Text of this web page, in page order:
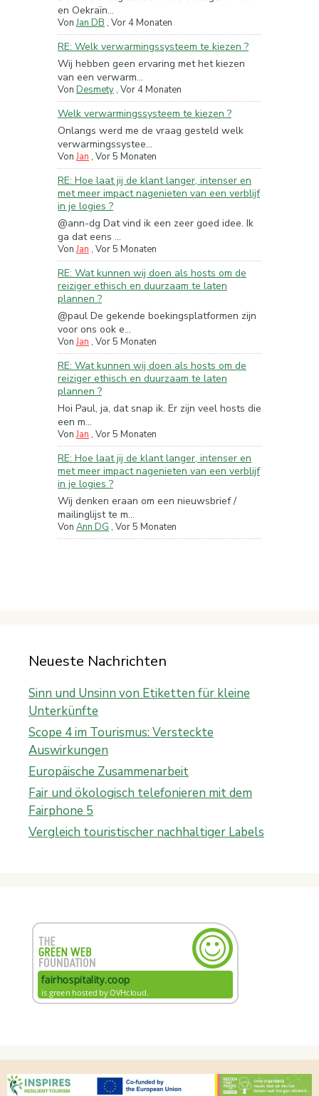
en Oekraïn...
VonJan DB , Vor 4 Monaten
RE: Welk verwarmingssysteem te kiezen ?
Wij hebben geen ervaring met het kiezen
van een verwarm...
Von Desmety , Vor 4 Monaten
Welk verwarmingssysteem te kiezen ?
Onlangs werd me de vraag gesteld welk
verwarmingssystee...
VonJan , Vor 5 Monaten
RE: Hoe laat jij de klant langer, intenser en
met meer impact nagenieten van een verblijf
in je logies ?
@ann-dg Dat vind ik een zeer goed idee. Ik
ga dat eens ...
VonJan , Vor 5 Monaten
RE: Wat kunnen wij doen als hosts om de
reiziger ethisch en duurzaam te laten
plannen ?
@paul De gekende boekingsplatformen zijn
voor ons ook e...
VonJan , Vor 5 Monaten
RE: Wat kunnen wij doen als hosts om de
reiziger ethisch en duurzaam te laten
plannen ?
Hoi Paul, ja, dat snap ik. Er zijn veel hosts die
een m...
VonJan , Vor 5 Monaten
RE: Hoe laat jij de klant langer, intenser en
met meer impact nagenieten van een verblijf
in je logies ?
Wij denken eraan om een nieuwsbrief /
mailinglijst te m...
Von Ann DG , Vor 5 Monaten
Neueste Nachrichten
Sinn und Unsinn von Etiketten für kleine
Unterkünfte
Scope 4 im Tourismus: Versteckte
Auswirkungen
Europäische Zusammenarbeit
Fair und ökologisch telefonieren mit dem
Fairphone 5
Vergleich touristischer nachhaltiger Labels